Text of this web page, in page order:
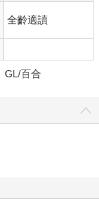
全齡適讀
GL/百合